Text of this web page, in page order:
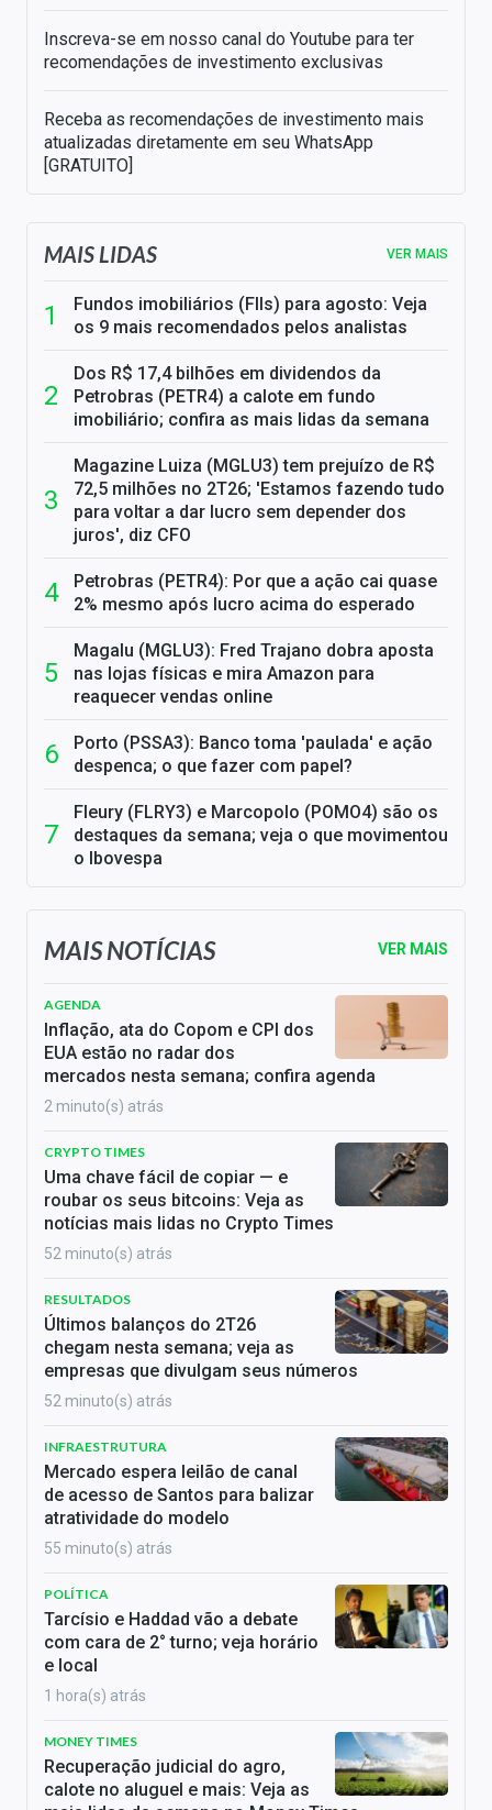
Inscreva-se em nosso canal do Youtube para ter
recomendações de investimento exclusivas
Receba as recomendações de investimento mais
atualizadas diretamente em seu WhatsApp
[GRATUITO]
MAIS LIDAS VER MAIS
Fundos imobiliários (FIIs) para agosto: Veja
os 9 mais recomendados pelos analistas
Dos R$ 17,4 bilhões em dividendos da
Petrobras (PETR4) a calote em fundo
imobiliário; confira as mais lidas da semana
Magazine Luiza (MGLU3) tem prejuízo de R$
72,5 milhões no 2T26; 'Estamos fazendo tudo
para voltar a dar lucro sem depender dos
juros', diz CFO
Petrobras (PETR4): Por que a ação cai quase
2% mesmo após lucro acima do esperado
Magalu (MGLU3): Fred Trajano dobra aposta
nas lojas físicas e mira Amazon para
reaquecer vendas online
Porto (PSSA3): Banco toma 'paulada' e ação
despenca; o que fazer com papel?
Fleury (FLRY3) e Marcopolo (POMO4) são os
destaques da semana; veja o que movimentou
o Ibovespa
MAIS NOTÍCIAS VER MAIS
AGENDA
Inflação, ata do Copom e CPI dos
EUA estão no radar dos
mercados nesta semana; confira agenda
2 minuto(s) atrás
CRYPTO TIMES
Uma chave fácil de copiar — e
roubar os seus bitcoins: Veja as
notícias mais lidas no Crypto Times
52 minuto(s) atrás
RESULTADOS
Últimos balanços do 2T26
chegam nesta semana; veja as
empresas que divulgam seus números
52 minuto(s) atrás
INFRAESTRUTURA
Mercado espera leilão de canal
de acesso de Santos para balizar
atratividade do modelo
55 minuto(s) atrás
POLÍTICA
Tarcísio e Haddad vão a debate
com cara de 2° turno; veja horário
e local
1 hora(s) atrás
MONEY TIMES
Recuperação judicial do agro,
calote no aluguel e mais: Veja as